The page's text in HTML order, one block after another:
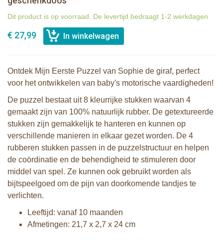
Dit product is op voorraad. De levertijd bedraagt 1-2 werkdagen
€ 27,99
Ontdek Mijn Eerste Puzzel van Sophie de giraf, perfect
voor het ontwikkelen van baby's motorische vaardigheden!
De puzzel bestaat uit 8 kleurrijke stukken waarvan 4
gemaakt zijn van 100% natuurlijk rubber. De getextureerde
stukken zijn gemakkelijk te hanteren en kunnen op
verschillende manieren in elkaar gezet worden. De 4
rubberen stukken passen in de puzzelstructuur en helpen
de coördinatie en de behendigheid te stimuleren door
middel van spel. Ze kunnen ook gebruikt worden als
bijtspeelgoed om de pijn van doorkomende tandjes te
verlichten.
Leeftijd: vanaf 10 maanden
Afmetingen: 21,7 x 2,7 x 24 cm